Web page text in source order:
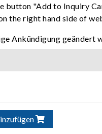
button "Add to Inquiry
the right hand side of
Ankündigung geändert